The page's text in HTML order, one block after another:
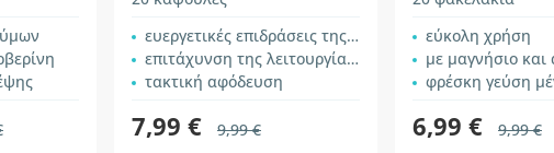
ευεργετικές επιδράσεις της φράγκουλας
επιτάχυνση της λειτουργίας του εντέρου
τακτική αφόδευση
7,99 € 9,99 €
εύκολη χρήση
με μαγνήσιο και
φρέσκη γεύση
6,99 € 9,99 €